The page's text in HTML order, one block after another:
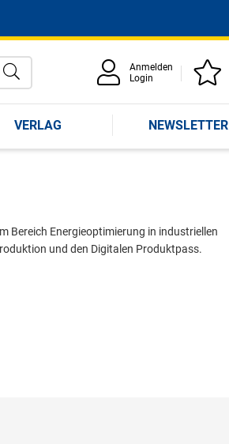
Anmelden
Login
VERLAG NEWSLETTER
Bereich Energieoptimierung in industriellen
und den Digitalen Produktpass.